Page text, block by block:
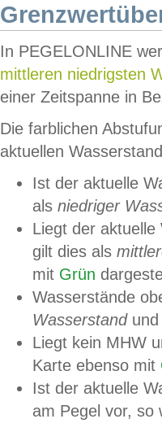
In PEGELONLINE
mittleren niedrigsten
einer Zeitspanne in
Die farblichen
aktuellen
Ist der aktuelle
als niedriger
Liegt der
gilt dies als
mit Grün
Wasserstände
Wasserstandund
Liegt kein MHW
Karte ebenso mit
Ist der aktuelle
am Pegel vor,